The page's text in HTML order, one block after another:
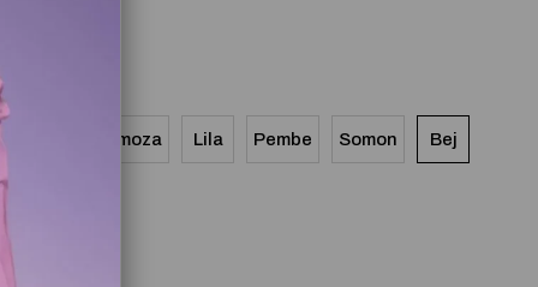
Mimoza Lila Pembe Somon Bej